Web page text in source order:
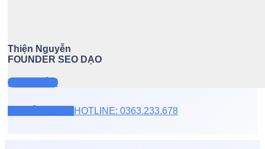
Thiện Nguyễn
FOUNDER SEO DẠO
XEM THÊM
HOTLINE: 0363.233.678